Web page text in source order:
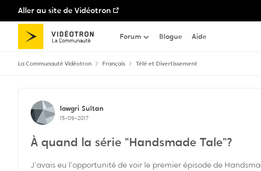
Aller au site de Vidéotron
Passer au contenu
Forum Blogue Aide
La Communauté Vidéotron Français Télé et Divertissement
Discussion de forum
lawgri Sultan
15-09-2017
À quand la série "Handsmade Tale"?
J'avais eu l'opportunité de voir le premier épisode de